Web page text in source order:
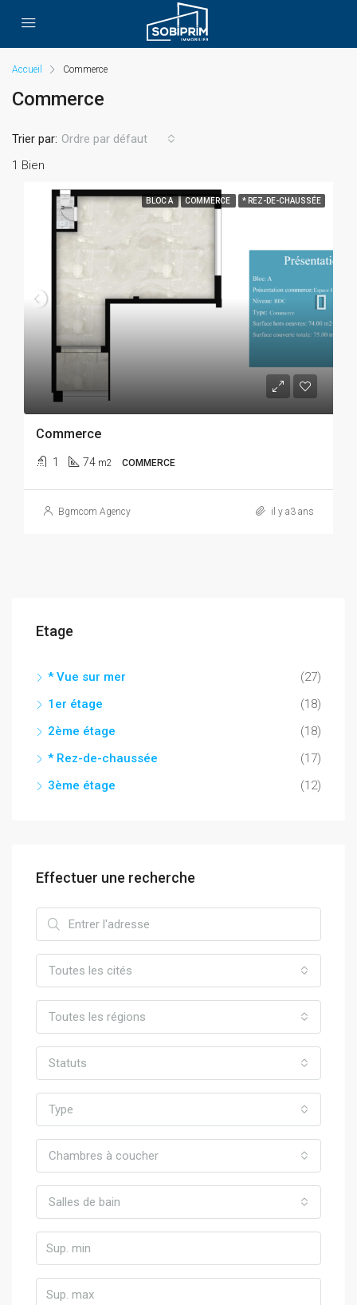
Accueil Commerce
Commerce
1 Bien
Trier par: Ordre par défaut
BLOC A COMMERCE * REZ-DE-CHAUSSÉE
Commerce
1 74 m2 COMMERCE
Bgmcom Agency il y a3 ans
Etage
* Vue sur mer
(27)
1er étage
(18)
2ème étage
(18)
* Rez-de-chaussée
(17)
3ème étage
(12)
Effectuer une recherche
Toutes les cités
Toutes les régions
Statuts
Type
Chambres à coucher
Salles de bain